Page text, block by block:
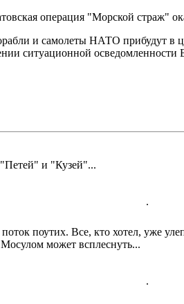
операция "Морской страж"
и самолеты НАТО прибудут в
ситуационной
и "Кузей"...
.
поутих. Все, кто хотел, уже
может всплеснуть...
.